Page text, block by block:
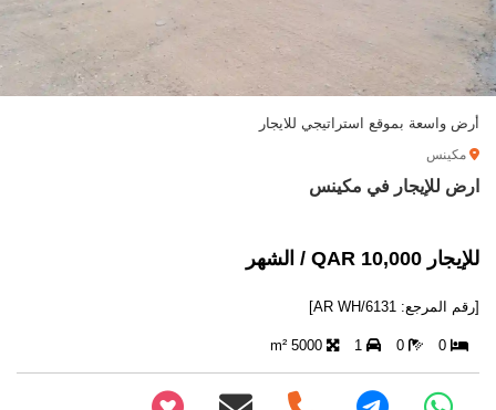
أرض واسعة بموقع استراتيجي للايجار
مكينس
ارض للإيجار في مكينس
للإيجار 10,000 QAR / الشهر
[رقم المرجع: AR WH/6131]
0
0
1
5000 m²